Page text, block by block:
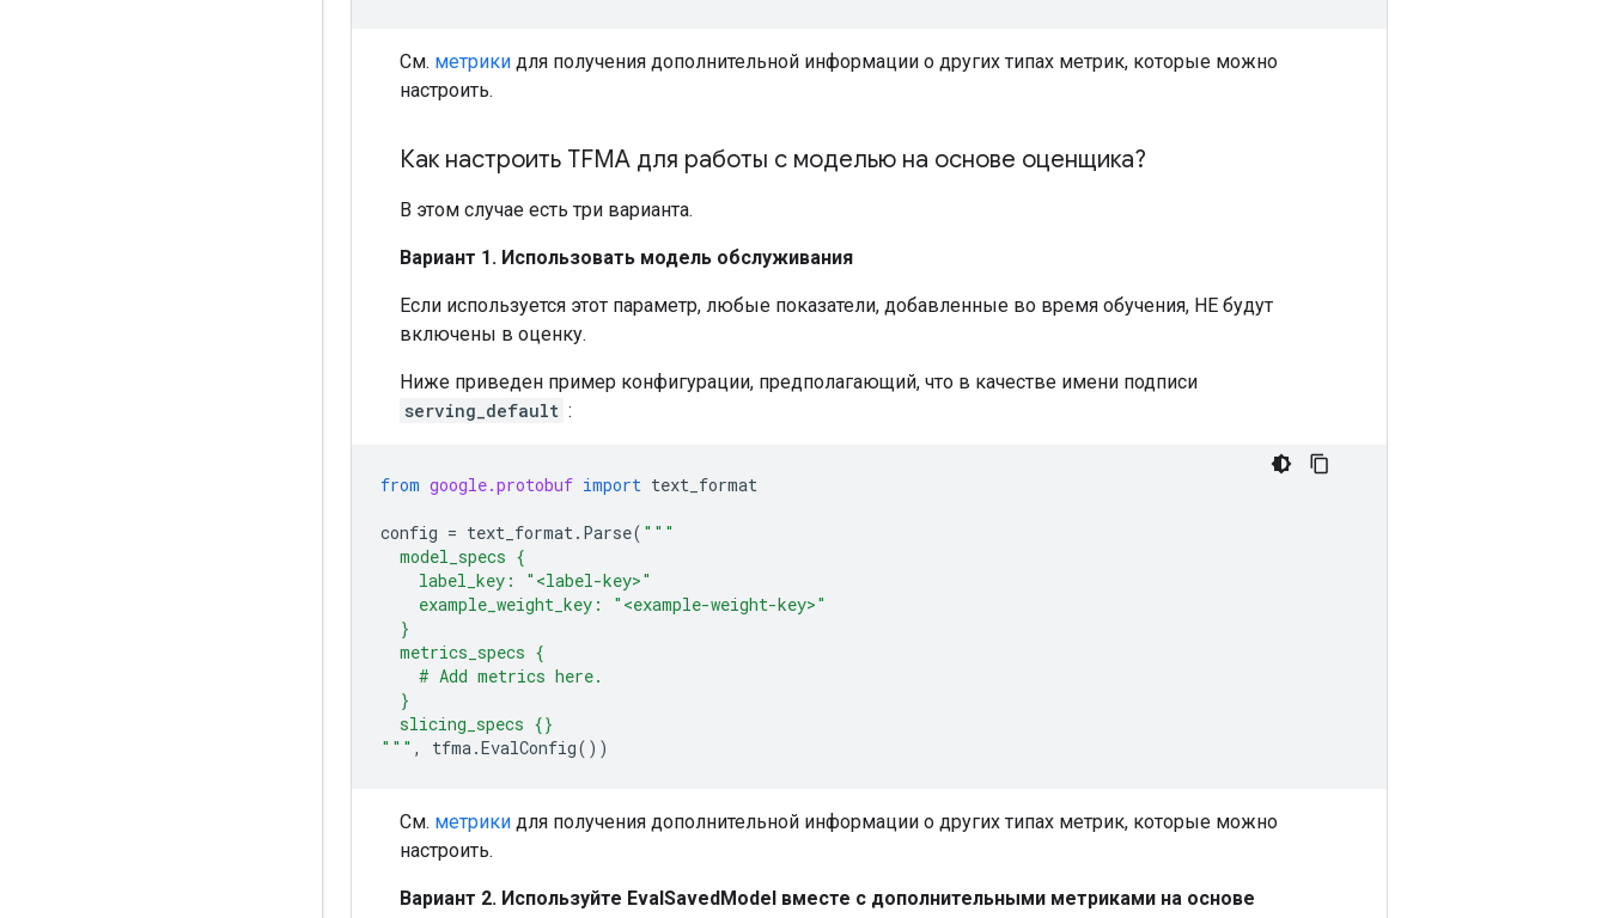
См. метрики для получения дополнительной информации о других типах метрик, которые можно
настроить.
Как настроить TFMA для работы с моделью на основе оценщика?
В этом случае есть три варианта.
Вариант 1. Использовать модель обслуживания
Если используется этот параметр, любые показатели, добавленные во время обучения, НЕ будут
включены в оценку.
Ниже приведен пример конфигурации, предполагающий, что в качестве имени подписи
serving_default :
from google.protobuf import text_format
config = text_format. Parse( """
  model_specs {
    label_key: "<label-key>"
    example_weight_key: "<example-weight-key>"
  }
  metrics_specs {
    # Add metrics here.
  }
  slicing_specs
{}
""" , tfma.EvalConfig())
См. метрики для получения дополнительной информации о других типах метрик, которые можно
настроить.
Вариант 2. Используйте EvalSavedModel вместе с дополнительными метриками на основе